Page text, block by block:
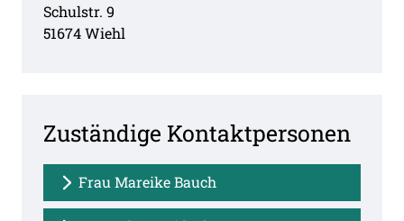
Straße:
Schulstr. Hausnummer:
9
PLZ:
51674Ort:
Wiehl
Zuständige Kontaktpersonen
Frau Mareike Bauch